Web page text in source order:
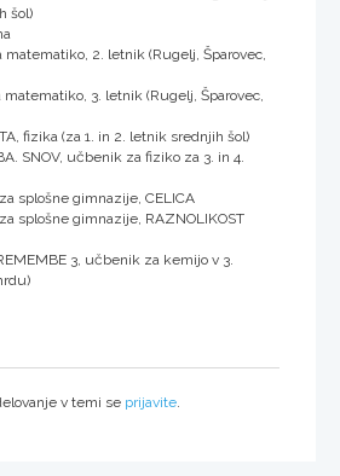
šol)
2. letnik (Rugelj, Šparovec,
3. letnik (Rugelj, Šparovec,
fizika (za 1. in 2. letnik srednjih šol)
SNOV, učbenik za fiziko za 3. in 4.
splošne gimnazije, CELICA
splošne gimnazije, RAZNOLIKOST
3, učbenik za kemijo v 3.
v temi se prijavite